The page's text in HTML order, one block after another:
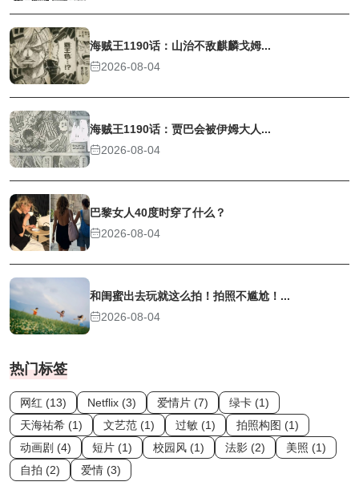
海贼王1190话：山治不敌麒麟戈姆...
2026-08-04
海贼王1190话：贾巴会被伊姆大人...
2026-08-04
巴黎女人40度时穿了什么？
2026-08-04
和闺蜜出去玩就这么拍！拍照不尴尬！...
2026-08-04
热门标签
网红 (13) Netflix (3) 爱情片 (7)
绿卡 (1)
天海祐希 (1)
文艺范 (1) 过敏 (1)
拍照构图 (1)
动画剧 (4)
短片 (1) 校园风 (1) 法影 (2)
美照 (1)
自拍 (2)
爱情 (3)